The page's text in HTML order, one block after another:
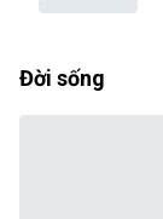
Đời sống